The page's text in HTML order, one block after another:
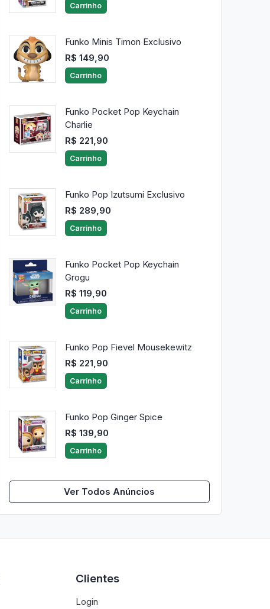
Carrinho
Funko Minis Timon Exclusivo
R$ 149,90
Carrinho
Funko Pocket Pop Keychain
Charlie
R$ 221,90
Carrinho
Funko Pop Izutsumi Exclusivo
R$ 289,90
Carrinho
Funko Pocket Pop Keychain
Grogu
R$ 119,90
Carrinho
Funko Pop Fievel Mousekewitz
R$ 221,90
Carrinho
Funko Pop Ginger Spice
R$ 139,90
Carrinho
Ver Todos Anúncios
Clientes
Login